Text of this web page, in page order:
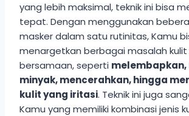
yang lebih maksimal, teknik ini bisa
tepat. Dengan menggunakan
masker dalam satu rutinitas, Kamu
menargetkan berbagai masalah
bersamaan, seperti
minyak, mencerahkan, hingga
kulit yang iritasi. Teknik ini juga
Kamu yang memiliki kombinasi jenis